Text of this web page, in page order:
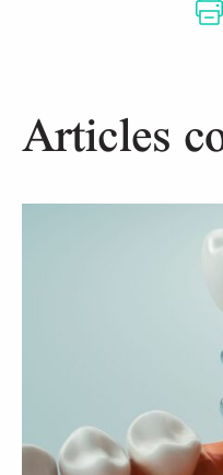
Articles